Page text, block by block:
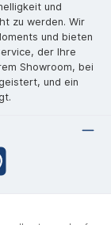
und
zu werden. Wir
und bieten
der Ihre
Showroom, bei
und ein